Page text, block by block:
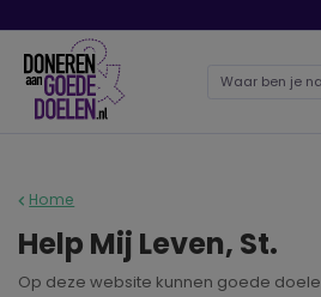
Home
Help Mij Leven, St.
Op deze website kunnen goede